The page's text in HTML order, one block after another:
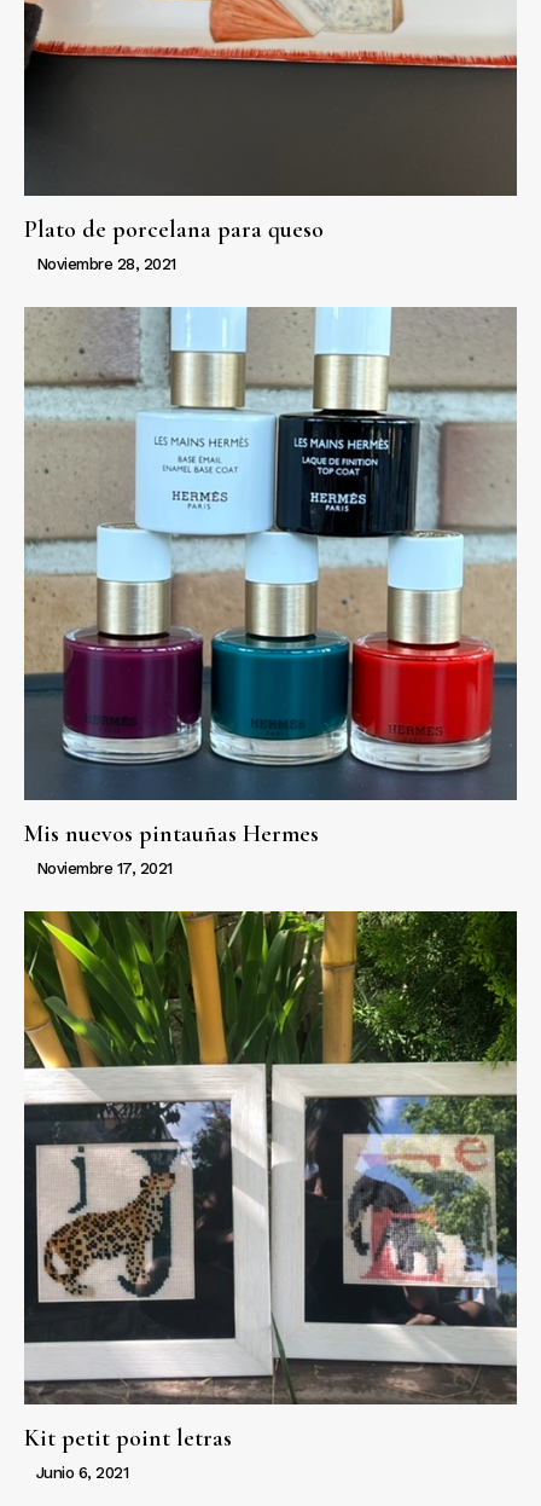
Plato de porcelana para queso
Noviembre 28, 2021
Mis nuevos pintauñas Hermes
Noviembre 17, 2021
Kit petit point letras
Junio 6, 2021